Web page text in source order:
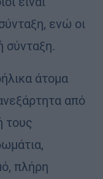
ενώ οι
σύνταξη.
άτομα
από
τους
πλήρη